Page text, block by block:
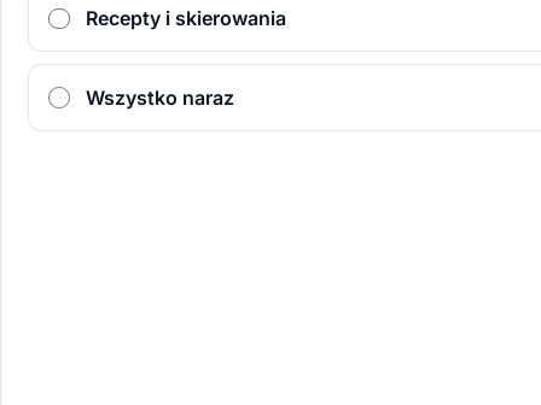
Recepty i skierowania
Wszystko naraz